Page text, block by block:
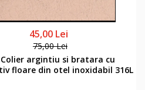
45,00 Lei
75,00 Lei
argintiu si bratara cu
floare din otel inoxidabil 316L